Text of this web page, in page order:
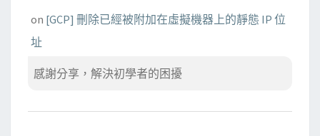
on [GCP] 刪除已經被附加在虛擬機器上的靜態 IP 位
址
感謝分享，解決初學者的困擾